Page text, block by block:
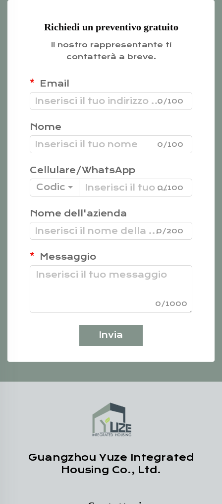
Richiedi un preventivo gratuito
Il nostro rappresentante ti
contatterà a breve.
Email
0/100
Nome
0/100
Cellulare/WhatsApp
Codice
0/100
Nome dell'azienda
0/200
Messaggio
0/1000
Invia
Guangzhou Yuze Integrated
Housing Co., Ltd.